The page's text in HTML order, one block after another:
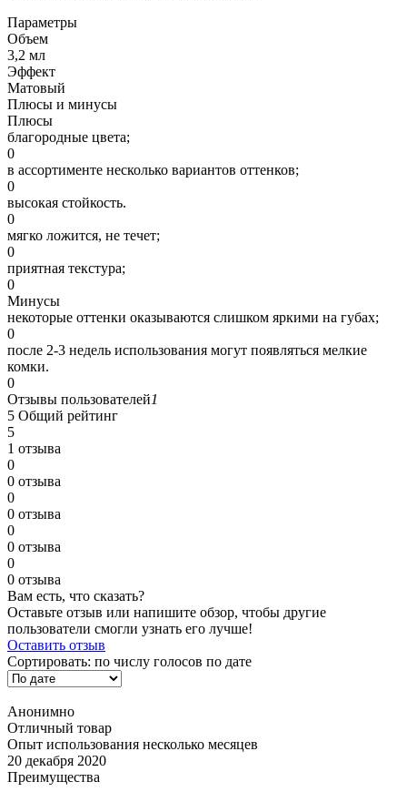
Параметры
Объем
3,2 мл
Эффект
Матовый
Плюсы и минусы
Плюсы
благородные цвета;
0
в ассортименте несколько вариантов оттенков;
0
высокая стойкость.
0
мягко ложится, не течет;
0
приятная текстура;
0
Минусы
некоторые оттенки оказываются слишком яркими на губах;
0
после 2-3 недель использования могут появляться мелкие
комки.
0
Отзывы пользователей1
5 Общий рейтинг
5
1 отзыва
0
0 отзыва
0
0 отзыва
0
0 отзыва
0
0 отзыва
Вам есть, что сказать?
Оставьте отзыв или напишите обзор, чтобы другие
пользователи смогли узнать его лучше!
Оставить отзыв
Сортировать: по числу голосов по дате
Анонимно
Отличный товар
Опыт использования несколько месяцев
20 декабря 2020
Преимущества